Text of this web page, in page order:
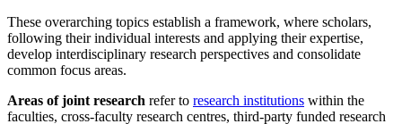
These overarching topics establish a framework, where scholars,
following their individual interests and applying their expertise,
develop interdisciplinary research perspectives and consolidate
common focus areas.
Areas of joint research refer to research institutions within the
faculties, cross-faculty research centres, third-party funded research